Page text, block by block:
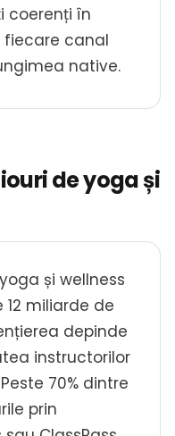
coerenți în
fiecare canal
native.
de yoga și
și wellness
miliarde de
depinde
instructorilor
70% dintre
prin